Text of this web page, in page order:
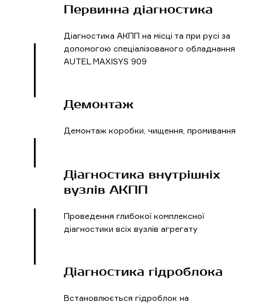
Первинна діагностика
Діагностика АКПП на місці та при русі за
допомогою спеціалізованого обладнання
AUTEL MAXISYS 909
Демонтаж
Демонтаж коробки, чищення, промивання
Діагностика внутрішніх
вузлів АКПП
Проведення глибокої комплексної
діагностики всіх вузлів агрегату
Діагностика гідроблока
Встановлюється гідроблок на